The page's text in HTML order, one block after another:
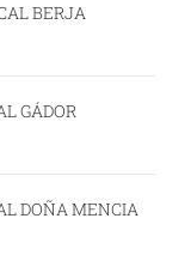
BERJA
GÁDOR
DOÑA MENCIA